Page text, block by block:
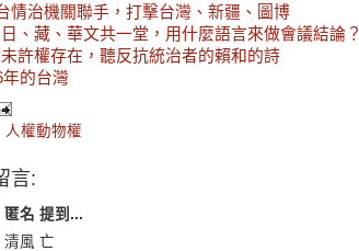
情治機關聯手，打擊台灣、新疆、圖博
、藏、華文共一堂，用什麼語言來做會議結論？
許權存在，聽反抗統治者的賴和的詩
年的台灣
人權動物權
言:
匿名 提到...
清風 亡